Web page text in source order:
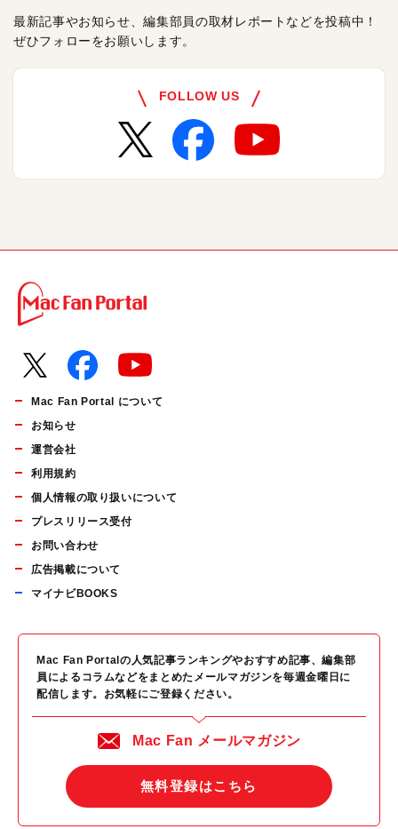
最新記事やお知らせ、編集部員の取材レポートなどを投稿中！
ぜひフォローをお願いします。
FOLLOW US
Mac Fan Portal について
お知らせ
運営会社
利用規約
個人情報の取り扱いについて
プレスリリース受付
お問い合わせ
広告掲載について
マイナビBOOKS
Mac Fan Portalの人気記事ランキングやおすすめ記事、編集部
員によるコラムなどをまとめたメールマガジンを毎週金曜日に
配信します。お気軽にご登録ください。
Mac Fan メールマガジン
無料登録はこちら